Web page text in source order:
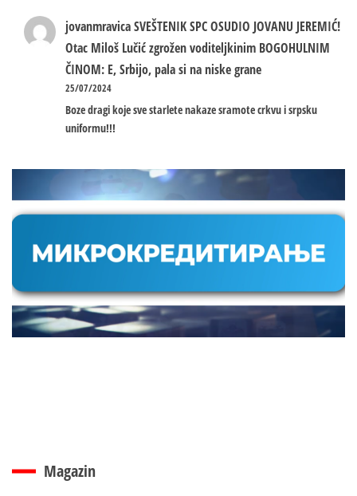
jovanmravicaSVEŠTENIK SPC OSUDIO JOVANU JEREMIĆ!
Otac Miloš Lučić zgrožen voditeljkinim BOGOHULNIM
ČINOM: E, Srbijo, pala si na niske grane
25/07/2024
Boze dragi koje sve starlete nakaze sramote crkvu i srpsku
uniformu!!!
Magazin